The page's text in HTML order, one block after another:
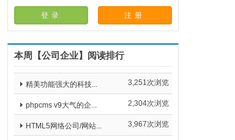
登录 注册
本周【公司企业】阅读排行
3,251次浏览
精美功能强大的科技...
2,304次浏览
phpcms v9大气的企...
3,967次浏览
HTML5网络公司/网站...